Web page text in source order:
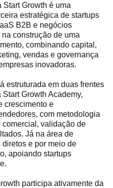
Growth é uma
estratégica de startups
B2B e negócios
construção de uma
combinando capital,
vendas e governança
inovadoras.
estruturada em duas frentes
Growth Academy,
crescimento e
com metodologia
comercial, validação de
Já na área de
e por meio de
apoiando startups
participa ativamente da